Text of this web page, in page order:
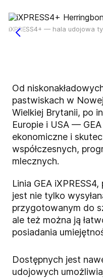
iXPRESS4+ — hala udojowa
Od
pastwiskach w
Wielkiej Brytanii, po
Europie i USA —
ekonomiczne i
współczesnych,
mlecznych.
Linia GEA
jest nie tylko
przygotowanym do
ale też można ją
posiadania
Dostępnych jest
udojowych